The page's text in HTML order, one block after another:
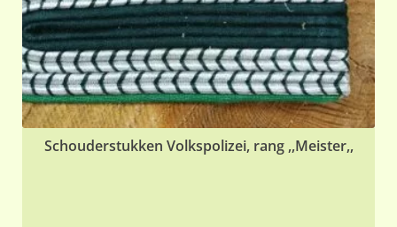
Schouderstukken Volkspolizei, rang ,,Meister,,